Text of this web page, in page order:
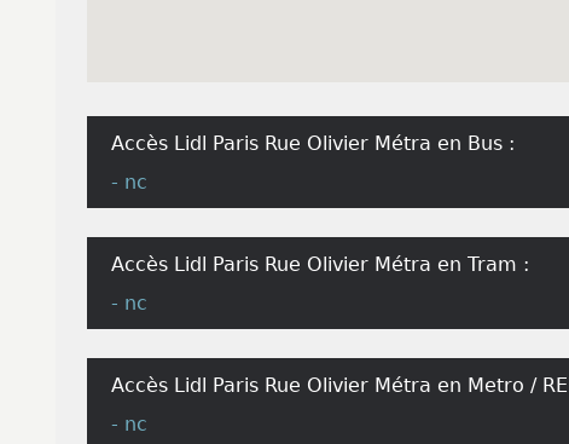
Accès Lidl Paris Rue Olivier Métra en Bus :
- nc
Accès Lidl Paris Rue Olivier Métra en Tram :
- nc
Accès Lidl Paris Rue Olivier Métra en Metro /
- nc